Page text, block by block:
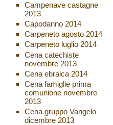
Campenave castagne
2013
Capodanno 2014
Carpeneto agosto 2014
Carpeneto luglio 2014
Cena catechiste
novembre 2013
Cena ebraica 2014
Cena famiglie prima
comunione novembre
2013
Cena gruppo Vangelo
dicembre 2013